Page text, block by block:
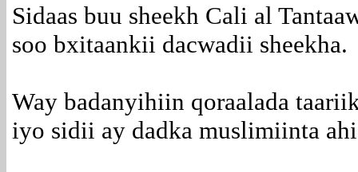
Sidaas buu sheekh Cali al
soo bxitaankii dacwadii sheekha.
Way badanyihiin qoraalada
iyo sidii ay dadka muslimiinta